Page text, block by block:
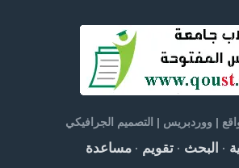
| ووردبريس | التصميم الجرافيكي
· البحث· تقويم· مساعدة